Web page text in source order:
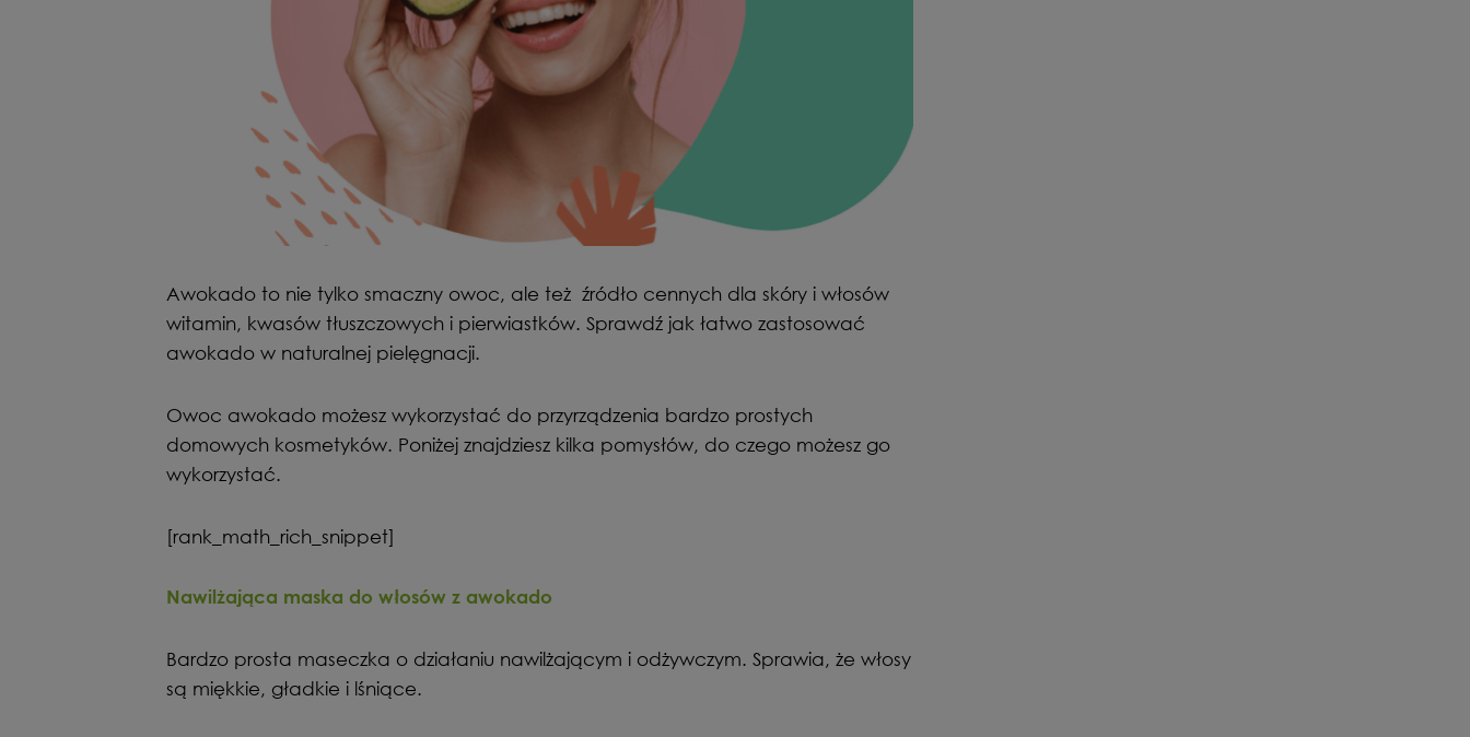
Awokado to nie tylko smaczny owoc, ale też źródło cennych dla skóry i włosów
witamin, kwasów tłuszczowych i pierwiastków. Sprawdź jak łatwo zastosować
awokado w naturalnej pielęgnacji.
Owoc awokado możesz wykorzystać do przyrządzenia bardzo prostych
domowych kosmetyków. Poniżej znajdziesz kilka pomysłów, do czego możesz go
wykorzystać.
[rank_math_rich_snippet]
Nawilżająca maska do włosów z awokado
Bardzo prosta maseczka o działaniu nawilżającym i odżywczym. Sprawia, że włosy
są miękkie, gładkie i lśniące.